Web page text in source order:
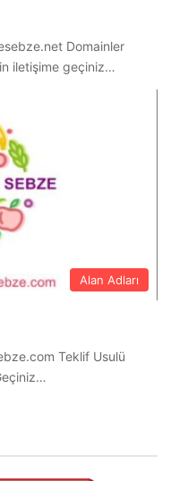
Domainler
iletişime geçiniz…
Alan Adları
Teklif Usulü